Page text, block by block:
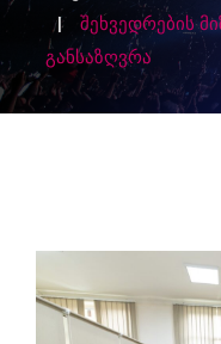
შეხვედრების
განსაზღვრა